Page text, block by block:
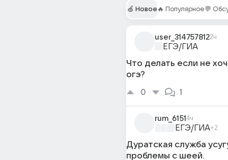
🍏 Новое 🔥 Популярное💬
user_3147578122ч
ЕГЭ/ГИА
Что делать если не
огэ?
0
1
rum_6151 4ч
ЕГЭ/ГИА+2
Дуратская служба
проблемы с шеей.